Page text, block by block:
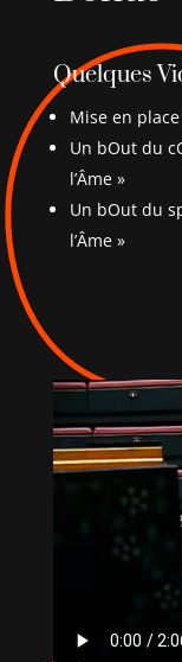
Quelques
Mise en
Un bOut du
l’Âme »
Un bOut du
l’Âme »